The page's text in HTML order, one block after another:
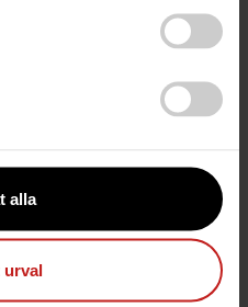
alla
urval
556736-6827
AB, 556736-6827,
den 28 maj 2024. Till
Hen…